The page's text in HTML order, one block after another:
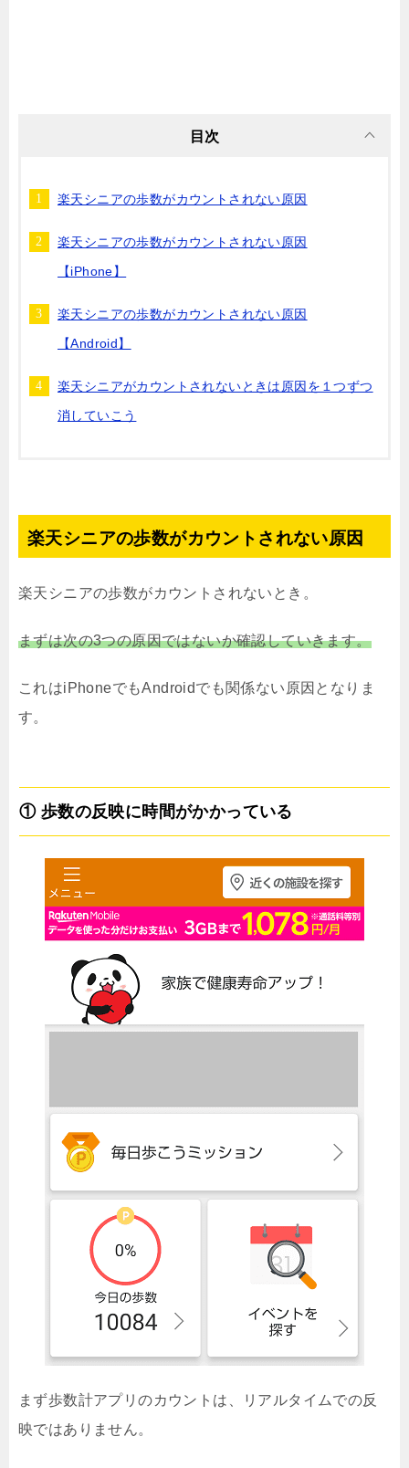
目次
楽天シニアの歩数がカウントされない原因
楽天シニアの歩数がカウントされない原因
【iPhone】
楽天シニアの歩数がカウントされない原因
【Android】
楽天シニアがカウントされないときは原因を１つずつ
消していこう
楽天シニアの歩数がカウントされない原因
楽天シニアの歩数がカウントされないとき。
まずは次の3つの原因ではないか確認していきます。
これはiPhoneでもAndroidでも関係ない原因となりま
す。
① 歩数の反映に時間がかかっている
まず歩数計アプリのカウントは、リアルタイムでの反
映ではありません。